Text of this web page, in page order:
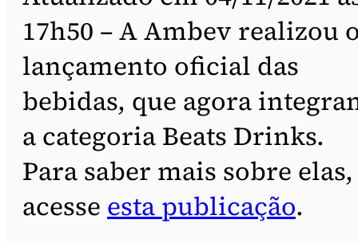
17h50 – A Ambev realizou
lançamento oficial das
bebidas, que agora
a categoria Beats Drinks.
Para saber mais sobre elas,
acesse esta publicação.